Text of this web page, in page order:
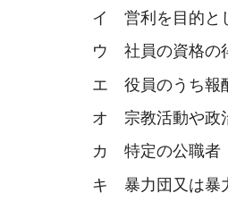
イ 営利を目的と
ウ 社員の資格の
エ 役員のうち報
オ 宗教活動や政
カ 特定の公職者
キ 暴力団又は暴